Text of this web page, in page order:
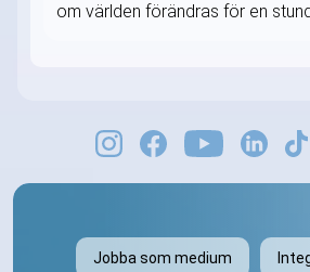
om världen förändras för en
Jobba som medium